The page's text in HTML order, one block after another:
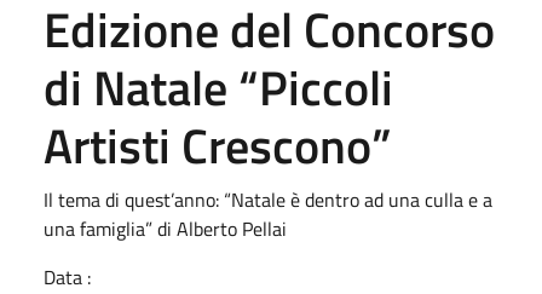
Edizione del Concorso
di Natale “Piccoli
Artisti Crescono”
Il tema di quest’anno: “Natale è dentro ad una culla e a
una famiglia” di Alberto Pellai
Data :